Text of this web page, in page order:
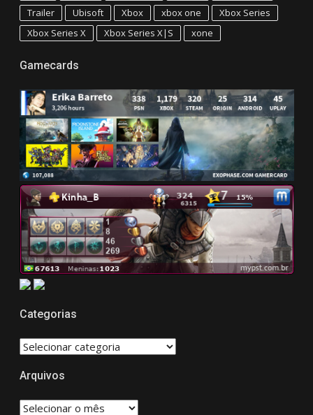
Trailer
Ubisoft Xbox xbox one
Xbox Series
Xbox Series X
Xbox Series X|S xone
Gamecards
Categorias
CATEGORIAS
Arquivos
Arquivos